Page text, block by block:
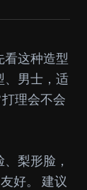
这种造型
、男士，适
理会不会
梨形脸，
好。 建议